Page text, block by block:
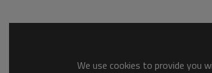
We use cookies to provide you